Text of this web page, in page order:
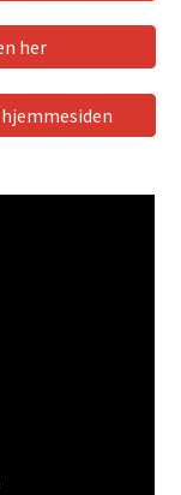
her